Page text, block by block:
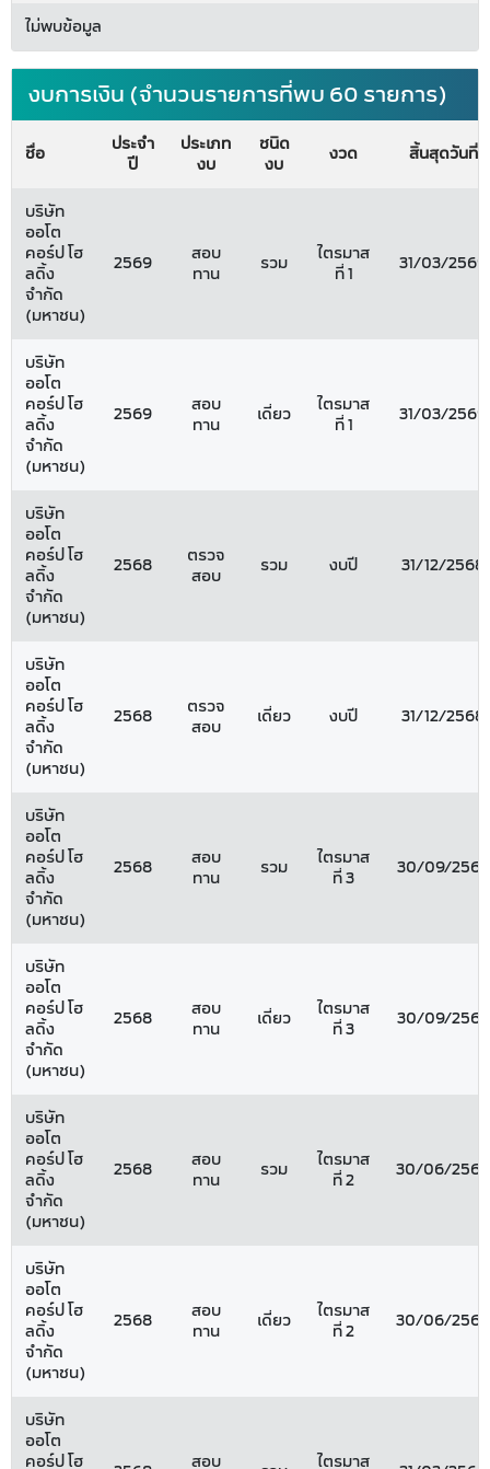
ไม่พบข้อมูล
งบการเงิน (จำนวนรายการที่พบ 60 รายการ)
ชื่อ
ประจำ
ปี
ประเภท
งบ
ชนิด
งบ
งวด สิ้นสุดวันที่
บริษัท
ออโต
คอร์ป โฮ
ลดิ้ง
จำกัด
(มหาชน)
2569
สอบ
ทาน
รวม
ไตรมาส
ที่ 1
31/03/2569
บริษัท
ออโต
คอร์ป โฮ
ลดิ้ง
จำกัด
(มหาชน)
2569
สอบ
ทาน
เดี่ยว
ไตรมาส
ที่ 1
31/03/2569
บริษัท
ออโต
คอร์ป โฮ
ลดิ้ง
จำกัด
(มหาชน)
2568
ตรวจ
สอบ
รวม งบปี 31/12/2568
บริษัท
ออโต
คอร์ป โฮ
ลดิ้ง
จำกัด
(มหาชน)
2568
ตรวจ
สอบ
เดี่ยว งบปี 31/12/2568
บริษัท
ออโต
คอร์ป โฮ
ลดิ้ง
จำกัด
(มหาชน)
2568
สอบ
ทาน
รวม
ไตรมาส
ที่ 3
30/09/2568
บริษัท
ออโต
คอร์ป โฮ
ลดิ้ง
จำกัด
(มหาชน)
2568
สอบ
ทาน
เดี่ยว
ไตรมาส
ที่ 3
30/09/2568
บริษัท
ออโต
คอร์ป โฮ
ลดิ้ง
จำกัด
(มหาชน)
2568
สอบ
ทาน
รวม
ไตรมาส
ที่ 2
30/06/2568
บริษัท
ออโต
คอร์ป โฮ
ลดิ้ง
จำกัด
(มหาชน)
2568
สอบ
ทาน
เดี่ยว
ไตรมาส
ที่ 2
30/06/2568
บริษัท
ออโต
คอร์ป โฮ
สอบ ไตรมาส